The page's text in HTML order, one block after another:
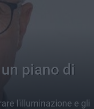
piano di
l'illuminazione e gli